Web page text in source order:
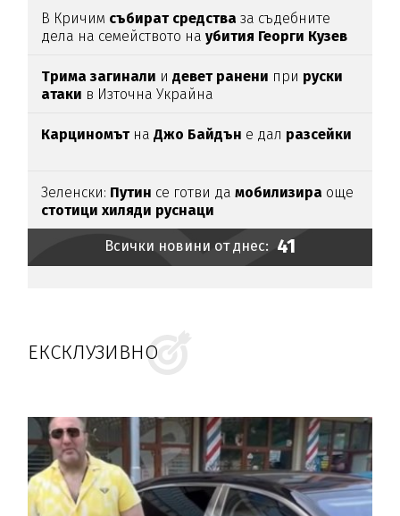
В Кричим събират средства за съдебните
дела на семейството наубития Георги Кузев
Трима загинали идевет ранени при руски
атаки в Източна Украйна
КарциномътнаДжо Байдън е дал разсейки
Зеленски: Путин се готви дамобилизира още
стотици хиляди руснаци
Всички новини от днес: 41
ЕКСКЛУЗИВНО